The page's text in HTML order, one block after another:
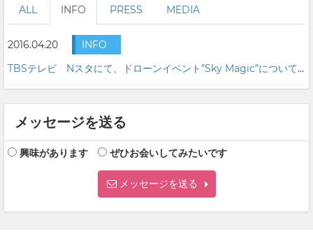
ALL INFO PRESS MEDIA
2016.04.20
INFO
TBSテレビ Nスタにて、ドローンイベント”Sky Magic”について放送いただきました
メッセージを送る
興味があります ぜひお会いしてみたいです
メッセージを送る